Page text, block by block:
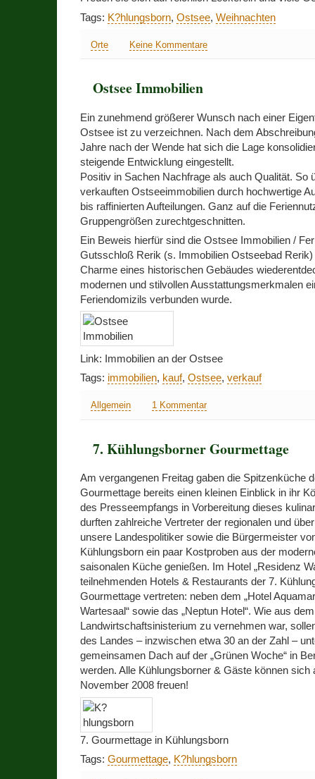
Tags: K?hlungsborn, Ostsee, Weihnachten
Orte Keine Kommentare
Ostsee Immobilien
Ein zunehmend größerer Wunsch nach einer
Ostsee ist zu verzeichnen. Nach dem
Jahre nach der Wende hat sich die Lage
steigende Entwicklung eingestellt.
Positiv in Sachen Nachfrage als auch Qualität. So
verkauften Ostseeimmobilien durch hochwertige
bis raffinierten Aufteilungen. Ganz auf die
Gruppengrößen zurechtgeschnitten.
Ein Beweis hierfür sind die Ostsee Immobilien /
Gutsschloß Rerik (s. Immobilien Ostseebad
Charme eines historischen Gebäudes
modernen und stilvollen Ausstattungsmerkmalen
Feriendomizils verbunden wurde.
Link: Immobilien an der Ostsee
Tags: immobilien, kauf, Ostsee, verkauf
Allgemein 1 Kommentar
7. Kühlungsborner Gourmettage
Am vergangenen Freitag gaben die Spitzenküche
Gourmettage bereits einen kleinen Einblick in ihr
des Presseempfangs in Vorbereitung dieses
durften zahlreiche Vertreter der regionalen und
unsere Landespolitiker sowie die Bürgermeister
Kühlungsborn ein paar Kostproben aus der
saisonalen Küche genießen. Im Hotel „Residenz
teilnehmenden Hotels & Restaurants der 7.
Gourmettage vertreten: neben dem „Hotel
Wartesaal“ sowie das „Neptun Hotel“. Wie aus
Landwirtschaftsinisterium zu vernehmen war,
des Landes – inzwischen etwa 30 an der Zahl –
gemeinsamen Dach auf der „Grünen Woche“ in
werden. Alle Kühlungsborner & Gäste können sich
November 2008 freuen!
7. Gourmettage in Kühlungsborn
Tags: Gourmettage, K?hlungsborn